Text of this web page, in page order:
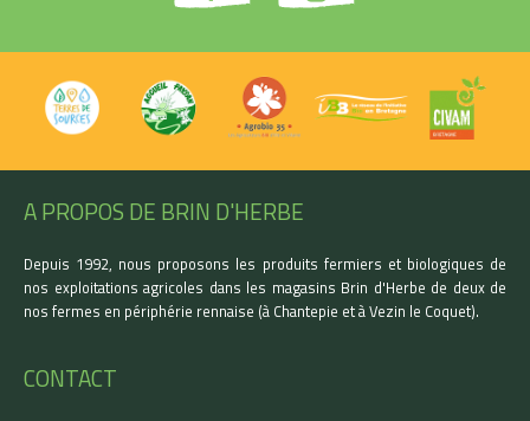
A PROPOS DE BRIN D'HERBE
Depuis 1992, nous proposons les produits fermiers et biologiques de
nos exploitations agricoles dans les magasins Brin d'Herbe de deux de
nos fermes en périphérie rennaise (à Chantepie et à Vezin le Coquet).
CONTACT